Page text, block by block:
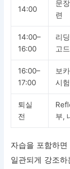
14:00
문
련
14:00–
16:00
리
고
16:00–
17:00
보
시
퇴실
전
부,
자습을 포함하
일관되게 강조하